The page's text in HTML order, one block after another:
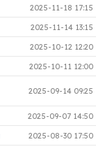
2025-11-18 17:15
2025-11-14 13:15
2025-10-12 12:20
2025-10-11 12:00
2025-09-14 09:25
2025-09-07 14:50
2025-08-30 17:50